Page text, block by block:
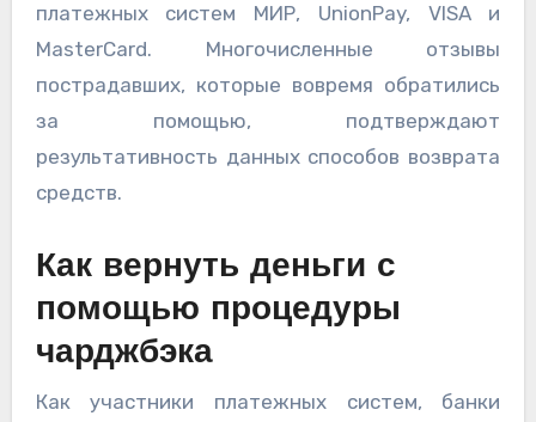
платежных систем МИР, UnionPay, VISA и
MasterCard. Многочисленные отзывы
пострадавших, которые вовремя обратились
за помощью, подтверждают
результативность данных способов возврата
средств.
Как вернуть деньги с
помощью процедуры
чарджбэка
Как участники платежных систем, банки